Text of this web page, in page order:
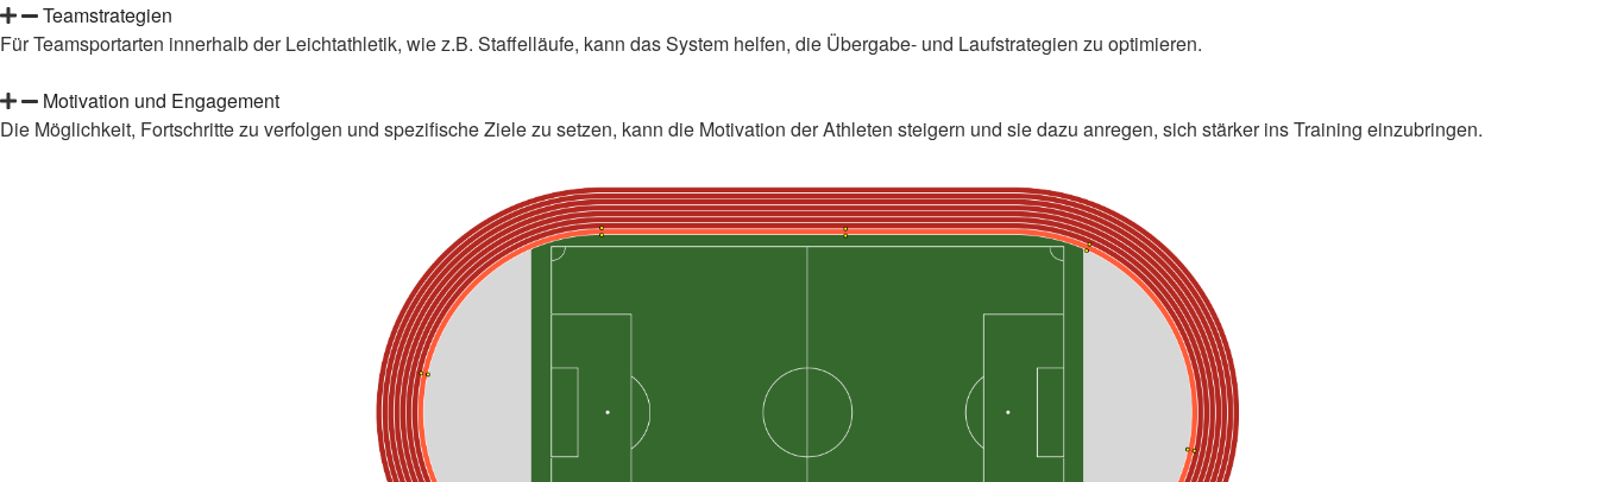
Teamstrategien
Für Teamsportarten innerhalb der Leichtathletik, wie z.B. Staffelläufe, kann das System helfen, die Übergabe- und Laufstrategien zu optimieren.
Motivation und Engagement
Die Möglichkeit, Fortschritte zu verfolgen und spezifische Ziele zu setzen, kann die Motivation der Athleten steigern und sie dazu anregen, sich stärker ins Training einzubringen.